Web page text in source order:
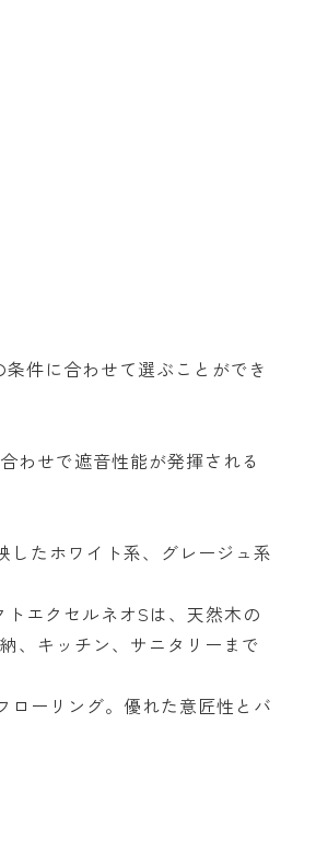
件に合わせて選ぶことができ
わせで遮音性能が発揮される
したホワイト系、グレージュ系
エクセルネオSは、天然木の
、キッチン、サニタリーまで
ローリング。優れた意匠性とバ